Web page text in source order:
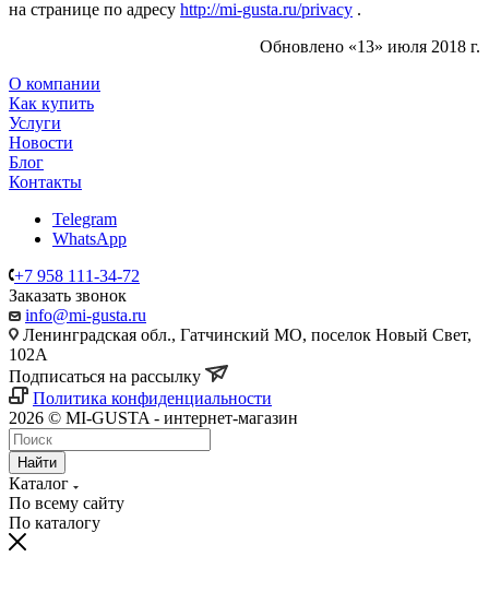
на странице по адресу http://mi-gusta.ru/privacy .
Обновлено «13» июля 2018 г.
О компании
Как купить
Услуги
Новости
Блог
Контакты
Telegram
WhatsApp
+7 958 111-34-72
Заказать звонок
info@mi-gusta.ru
Ленинградская обл., Гатчинский МО, поселок Новый Свет,
102А
Подписаться на рассылку
Политика конфиденциальности
2026 © MI-GUSTA - интернет-магазин
Найти
Каталог
По всему сайту
По каталогу